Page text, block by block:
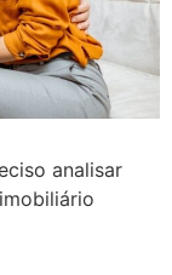
analisar